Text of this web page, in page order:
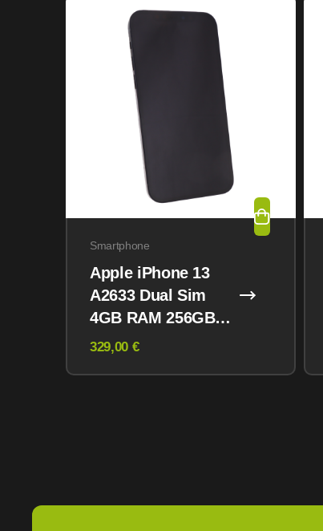
Smartphone
Apple iPhone 13
A2633 Dual Sim
4GB RAM 256GB
Midnight
329,00 €